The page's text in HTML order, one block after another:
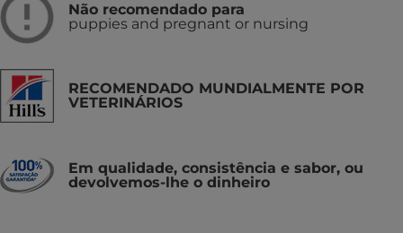
Não recomendado para
puppies and pregnant or nursing
RECOMENDADO MUNDIALMENTE POR
VETERINÁRIOS
Em qualidade, consistência e sabor, ou
devolvemos-lhe o dinheiro